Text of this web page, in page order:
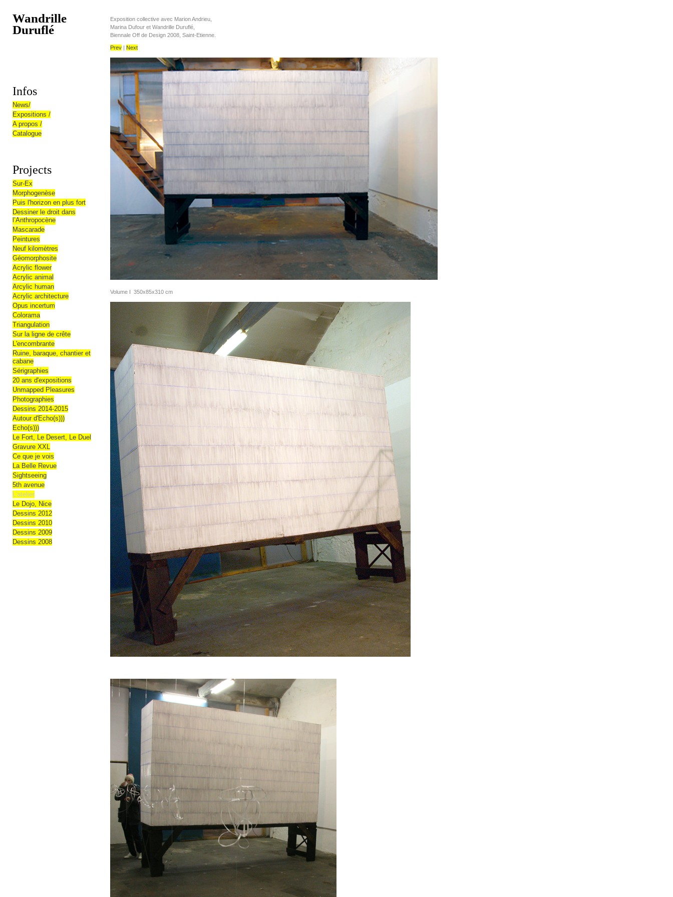
Wandrille
Duruflé
Infos
News/
Expositions /
A propos /
Catalogue
Projects
Sur-Ex
Morphogenèse
Puis l'horizon en plus fort
Dessiner le droit dans
l’Anthropocène
Mascarade
Peintures
Neuf kilomètres
Géomorphosite
Acrylic flower
Acrylic animal
Arcylic human
Acrylic architecture
Opus incertum
Colorama
Triangulation
Sur la ligne de crête
L'encombrante
Ruine, baraque, chantier et
cabane
Sérigraphies
20 ans d'expositions
Unmapped Pleasures
Photographies
Dessins 2014-2015
Autour d'Echo(s)))
Echo(s)))
Le Fort, Le Desert, Le Duel
Gravure XXL
Ce que je vois
La Belle Revue
Sightseeing
5th avenue
L'atelier
Le Dojo, Nice
Dessins 2012
Dessins 2010
Dessins 2009
Dessins 2008
Exposition collective avec Marion Andrieu,
Marina Dufour et Wandrille Duruflé,
Biennale Off de Design 2008, Saint-Etienne.
Prev | Next
Volume I 350x85x310 cm